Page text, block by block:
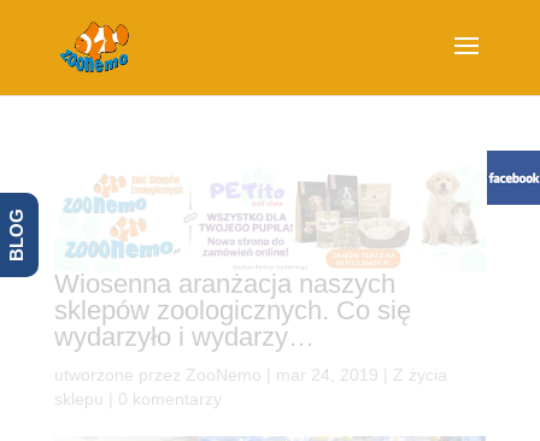
Wiosenna aranżacja naszych
sklepów zoologicznych. Co się
wydarzyło i wydarzy…
utworzone przez ZooNemo mar 24, 2019
Z życia
sklepu
0 komentarzy
BLOG